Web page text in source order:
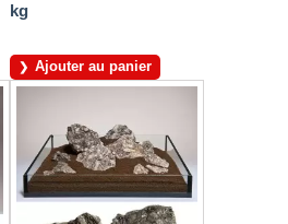
kg
Ajouter au panier